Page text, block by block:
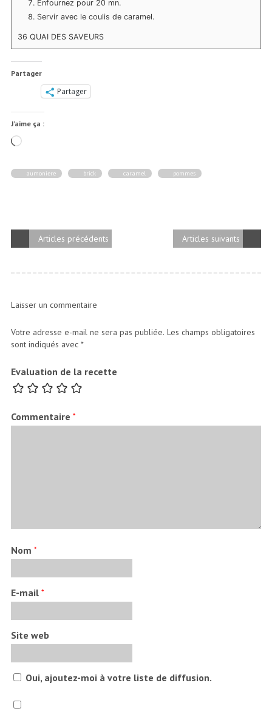
Enfournez pour 20 mn.
Servir avec le coulis de caramel.
36 QUAI DES SAVEURS
Partager
Partager
J’aime ça :
Chargement…
aumoniere brick caramel pommes
Articles suivants
Articles précédents
Laisser un commentaire
Votre adresse e-mail ne sera pas publiée. Les champs obligatoires
sont indiqués avec *
Evaluation de la recette
Commentaire *
Nom *
E-mail *
Site web
Oui, ajoutez-moi à votre liste de diffusion.